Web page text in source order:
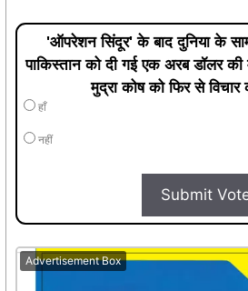
'ऑपरेशन सिंदूर' के बाद दुनिया के
पाकिस्तान को दी गई एक अरब डॉलर की
मुद्रा कोष को फिर से विचार
हाँ
नहीं
Submit
Advertisement Box